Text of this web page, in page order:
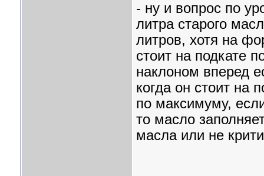
- ну и вопрос по
литра старого
литров, хотя на
стоит на подкате
наклоном вперед
когда он стоит на
по максимуму,
то масло
масла или не